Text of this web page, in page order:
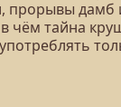
прорывы дамб
чём тайна